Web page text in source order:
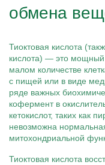
обмена
Тиоктовая кислота
кислота) — это мощный
малом количестве
с пищей или в виде
ряде важных
кофермент в
кетокислот, таких как
невозможна
митохондриальной
Тиоктовая кислота